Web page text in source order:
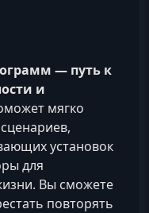
— путь к
и
мягко
установок
для
Вы сможете
повторять